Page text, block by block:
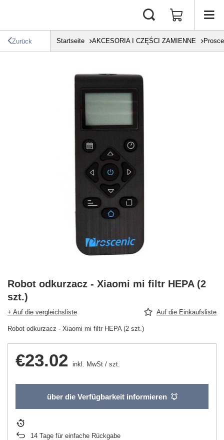
Zurück Startseite AKCESORIA I CZĘŚCI ZAMIENNE
Robot odkurzacz - Xiaomi mi filtr HEPA (2
szt.)
+ Auf die vergleichsliste Auf die Einkaufsliste
Robot odkurzacz - Xiaomi mi filtr HEPA (2 szt.)
€23.02 inkl. MwSt / szt.
über die Verfügbarkeit informieren
14 Tage für einfache Rückgabe